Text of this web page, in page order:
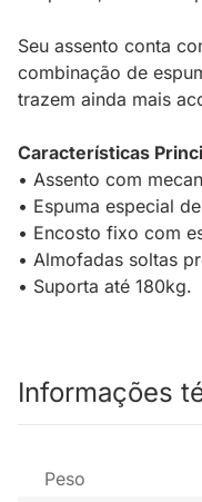
Seu assento conta
combinação de
trazem ainda mais
Características
• Assento com
• Espuma especial
• Encosto fixo com
• Almofadas soltas
• Suporta até 180kg.
Informações
Peso